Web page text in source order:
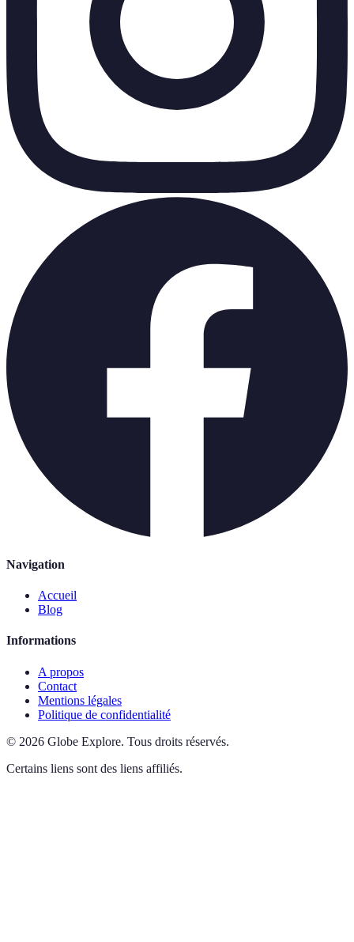
Navigation
Accueil
Blog
Informations
A propos
Contact
Mentions légales
Politique de confidentialité
© 2026 Globe Explore. Tous droits réservés.
Certains liens sont des liens affiliés.